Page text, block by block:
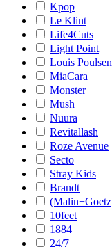
Kpop
Le Klint
Life4Cuts
Light Point
Louis Poulsen
MiaCara
Monster
Mush
Nuura
Revitallash
Roze Avenue
Secto
Stray Kids
Brandt
10feet
1884
24/7